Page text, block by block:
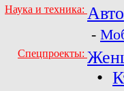
Наука и техника: Авто
-
Спецпроекты:
•